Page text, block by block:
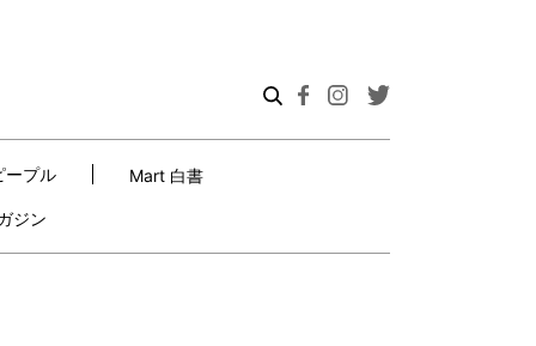
ープル Mart 白書
ジン